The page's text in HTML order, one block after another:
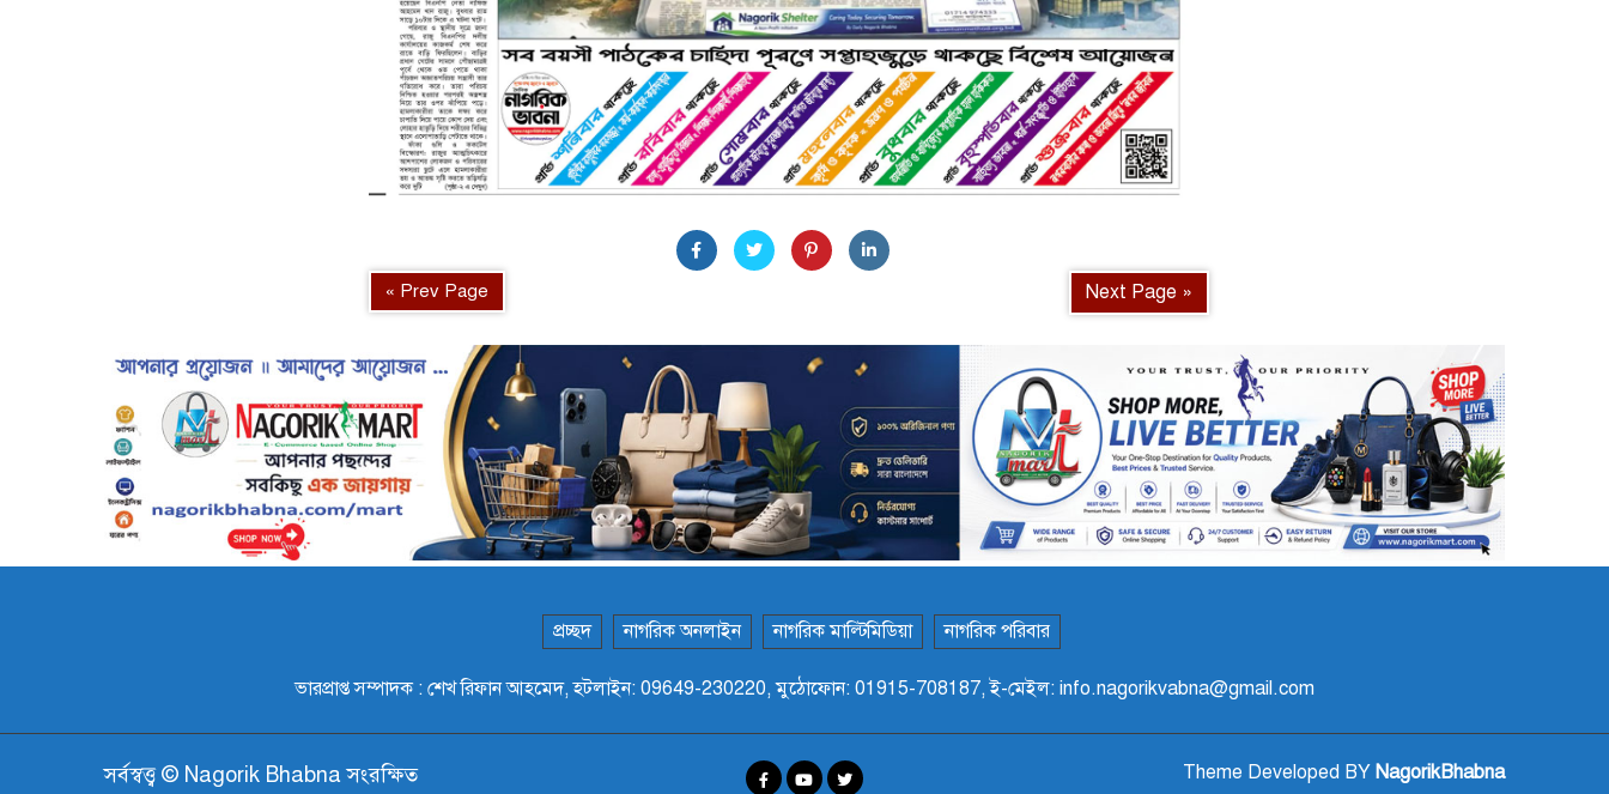
« Prev Page Next Page »
প্রচ্ছদ নাগরিক অনলাইন নাগরিক মাল্টিমিডিয়া নাগরিক পরিবার
ভারপ্রাপ্ত সম্পাদক : শেখ রিফান আহমেদ, হটলাইন: 09649-230220, মুঠোফোন: 01915-708187, ই-মেইল: info.nagorikvabna@gmail.com
সর্বস্বত্ত্ব © Nagorik Bhabna সংরক্ষিত Theme Developed BY NagorikBhabna